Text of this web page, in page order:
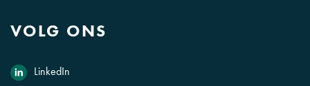
VOLG ONS
LinkedIn